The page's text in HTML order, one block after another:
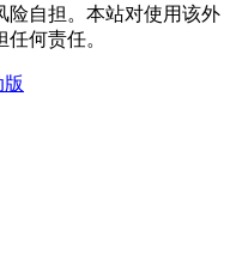
险自担。本站对使用该外
何责任。